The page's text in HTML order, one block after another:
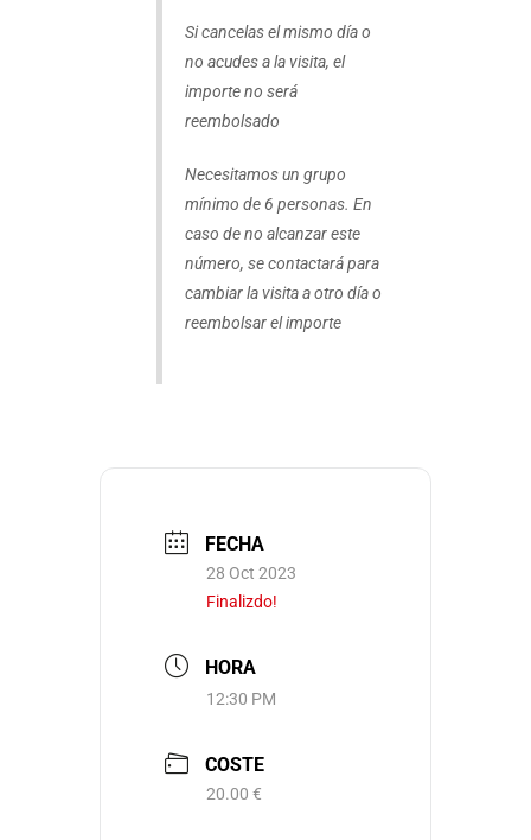
Si cancelas el mismo día o
no acudes a la visita, el
importe no será
reembolsado
Necesitamos un grupo
mínimo de 6 personas. En
caso de no alcanzar este
número, se contactará para
cambiar la visita a otro día o
reembolsar el importe
FECHA
28 Oct 2023
Finalizdo!
HORA
12:30 PM
COSTE
20.00 €